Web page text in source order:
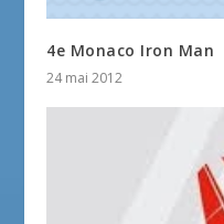
4e Monaco Iron Man
24 mai 2012